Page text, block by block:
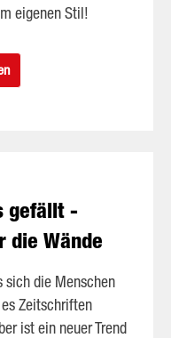
eigenen Stil!
gefällt -
die Wände
sich die Menschen
Zeitschriften
ist ein neuer Trend